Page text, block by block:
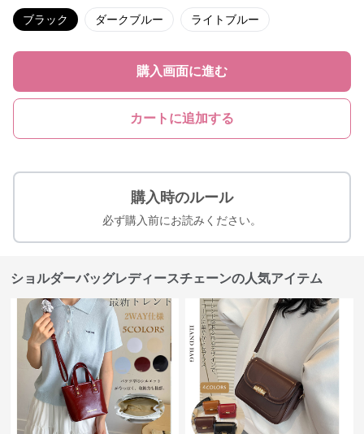
ブラック ダークブルー ライトブルー
購入画面に進む
カートに追加する
購入時のルール
必ず購入前にお読みください。
ショルダーバッグレディースチェーンの人気アイテム